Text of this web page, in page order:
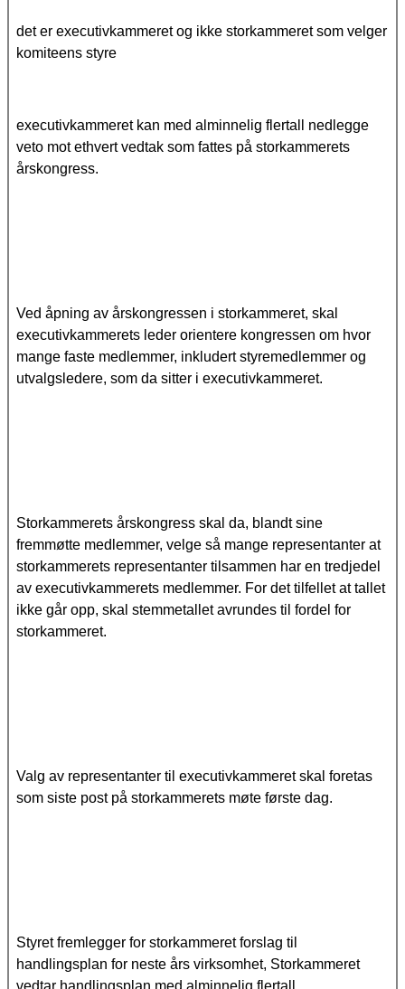
det er executivkammeret og ikke storkammeret som velger
komiteens styre
executivkammeret kan med alminnelig flertall nedlegge
veto mot ethvert vedtak som fattes på storkammerets
årskongress.
Ved åpning av årskongressen i storkammeret, skal
executivkammerets leder orientere kongressen om hvor
mange faste medlemmer, inkludert styremedlemmer og
utvalgsledere, som da sitter i executivkammeret.
Storkammerets årskongress skal da, blandt sine
fremmøtte medlemmer, velge så mange representanter at
storkammerets representanter tilsammen har en tredjedel
av executivkammerets medlemmer. For det tilfellet at tallet
ikke går opp, skal stemmetallet avrundes til fordel for
storkammeret.
Valg av representanter til executivkammeret skal foretas
som siste post på storkammerets møte første dag.
Styret fremlegger for storkammeret forslag til
handlingsplan for neste års virksomhet, Storkammeret